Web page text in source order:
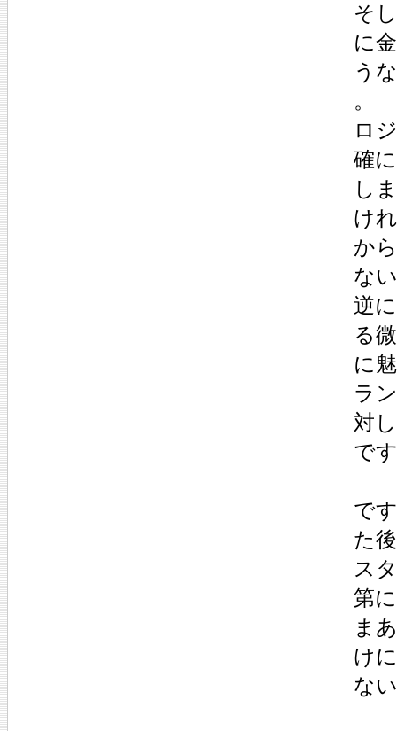
そ
に
う
。
ロ
確
し
け
か
な
逆
る
に
ラ
対
で
で
た
ス
第
ま
け
な